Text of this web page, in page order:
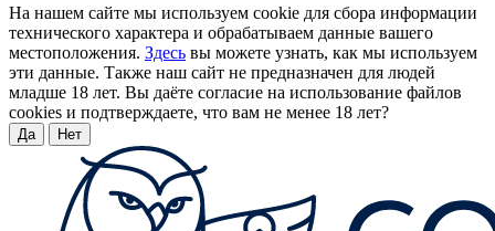
На нашем сайте мы используем cookie для сбора информации
технического характера и обрабатываем данные вашего
местоположения. Здесь вы можете узнать, как мы используем
эти данные. Также наш сайт не предназначен для людей
младше 18 лет. Вы даёте согласие на использование файлов
cookies и подтверждаете, что вам не менее 18 лет?
Да Нет